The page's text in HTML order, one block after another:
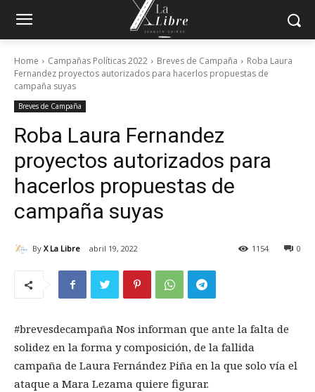
Home Campañas Políticas 2022 Breves de Campaña
Roba Laura
Fernandez proyectos autorizados para hacerlos propuestas de
campaña suyas
Breves de Campaña
Roba Laura Fernandez
proyectos autorizados para
hacerlos propuestas de
campaña suyas
By X La Libre abril 19, 2022 0
1154
#brevesdecampaña Nos informan que ante la falta de
solidez en la forma y composición, de la fallida
campaña de Laura Fernández Piña en la que solo vía el
ataque a Mara Lezama quiere figurar.